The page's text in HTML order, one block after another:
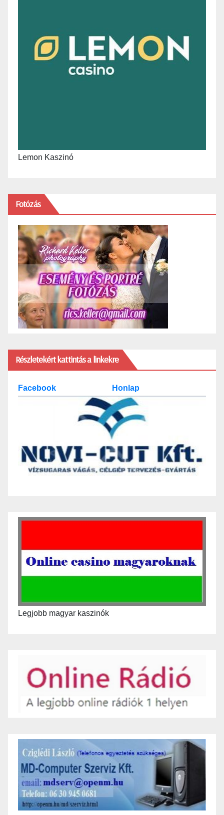
Lemon Kaszinó
Fotózás
Részletekért kattintás a linkekre
Facebook Honlap
Legjobb magyar kaszinók